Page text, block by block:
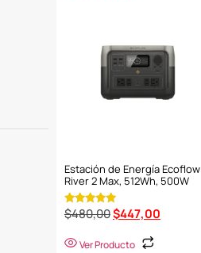
Estación de Energía Ecoflow
River 2 Max, 512Wh, 500W
Valorado
en
de 5
$480,00$447,00
Ver Producto